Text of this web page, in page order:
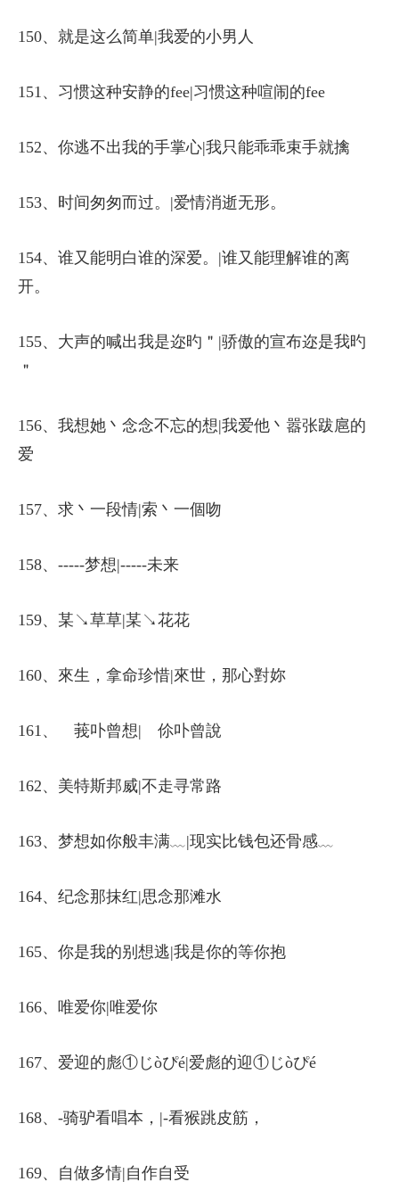
150、就是这么简单|我爱的小男人
151、习惯这种安静的fee|习惯这种喧闹的fee
152、你逃不出我的手掌心|我只能乖乖束手就擒
153、时间匆匆而过。|爱情消逝无形。
154、谁又能明白谁的深爱。|谁又能理解谁的离
开。
155、大声的喊出我是迩旳＂|骄傲的宣布迩是我旳
＂
156、我想她丶念念不忘的想|我爱他丶嚣张跋扈的
爱
157、求丶一段情|索丶一個吻
158、-----梦想|-----未来
159、某↘草草|某↘花花
160、來生，拿命珍惜|來世，那心對妳
161、ゞ莪卟曾想|ゞ伱卟曾說
162、美特斯邦威|不走寻常路
163、梦想如你般丰满﹏|现实比钱包还骨感﹏
164、纪念那抹红|思念那滩水
165、你是我的别想逃|我是你的等你抱
166、唯爱你|唯爱你
167、爱迎的彪①じòぴé|爱彪的迎①じòぴé
168、-骑驴看唱本，|-看猴跳皮筋，
169、自做多情|自作自受